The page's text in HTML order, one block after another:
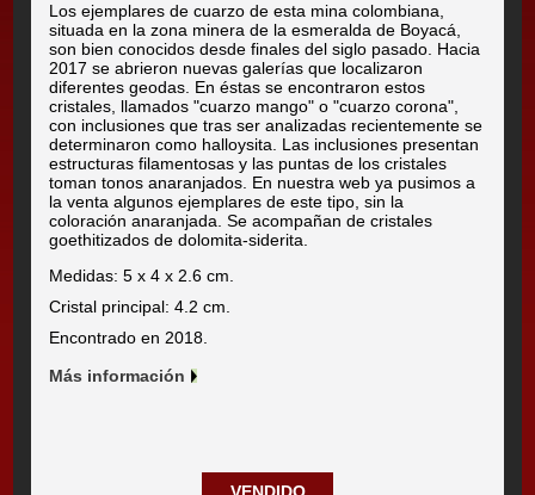
Los ejemplares de cuarzo de esta mina colombiana,
situada en la zona minera de la esmeralda de Boyacá,
son bien conocidos desde finales del siglo pasado. Hacia
2017 se abrieron nuevas galerías que localizaron
diferentes geodas. En éstas se encontraron estos
cristales, llamados "cuarzo mango" o "cuarzo corona",
con inclusiones que tras ser analizadas recientemente se
determinaron como halloysita. Las inclusiones presentan
estructuras filamentosas y las puntas de los cristales
toman tonos anaranjados. En nuestra web ya pusimos a
la venta algunos ejemplares de este tipo, sin la
coloración anaranjada. Se acompañan de cristales
goethitizados de dolomita-siderita.
Medidas: 5 x 4 x 2.6 cm.
Cristal principal: 4.2 cm.
Encontrado en 2018.
Más información